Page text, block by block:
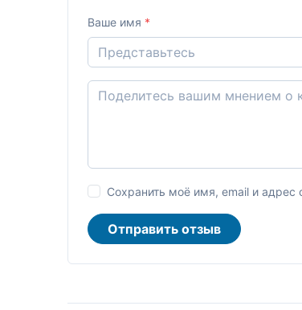
Ваше имя *
Сохранить моё имя, email и
Отправить отзыв